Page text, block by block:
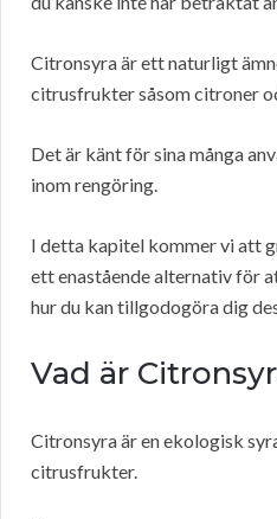
Citronsyra är ett naturligt
citrusfrukter såsom citroner
Det är känt för sina många
inom rengöring.
I detta kapitel kommer vi att
ett enastående alternativ för
hur du kan tillgodogöra dig
Vad är
Citronsyra är en ekologisk
citrusfrukter.